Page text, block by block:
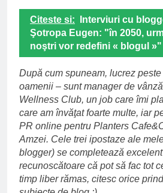
Citeste si:
Interviuri cu
Şotropa Eugen: "în 2050,
noştri vor redefini « blogul »"
După cum spuneam, lucrez
oamenii – sunt manager de
Wellness Club, un job care îmi
care am învăţat foarte multe, iar
PR online pentru Planters
Amzei. Cele trei ipostaze ale
blogger) se completează
recunoscătoare că pot să fac tot
timp liber rămas, citesc orice